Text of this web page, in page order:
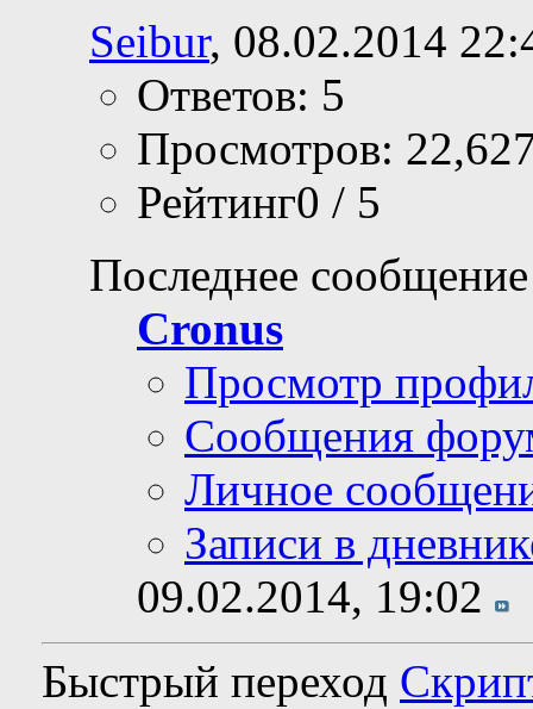
Seibur, 08.02.2014
Ответов: 5
Просмотров:
Рейтинг0 / 5
Последнее
Cronus
Просмотр
Сообщения
Личное
Записи в
09.02.2014, 19:02
Быстрый переход